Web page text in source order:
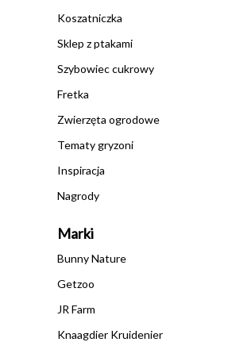
Koszatniczka
Sklep z ptakami
Szybowiec cukrowy
Fretka
Zwierzęta ogrodowe
Tematy gryzoni
Inspiracja
Nagrody
Marki
Bunny Nature
Getzoo
JR Farm
Knaagdier Kruidenier